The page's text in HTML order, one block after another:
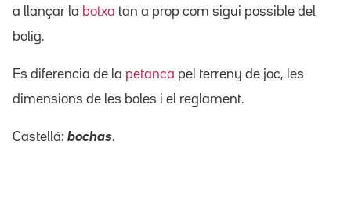
a llançar la botxa tan a prop com sigui possible del
bolig.
Es diferencia de la petanca pel terreny de joc, les
dimensions de les boles i el reglament.
Castellà: bochas.